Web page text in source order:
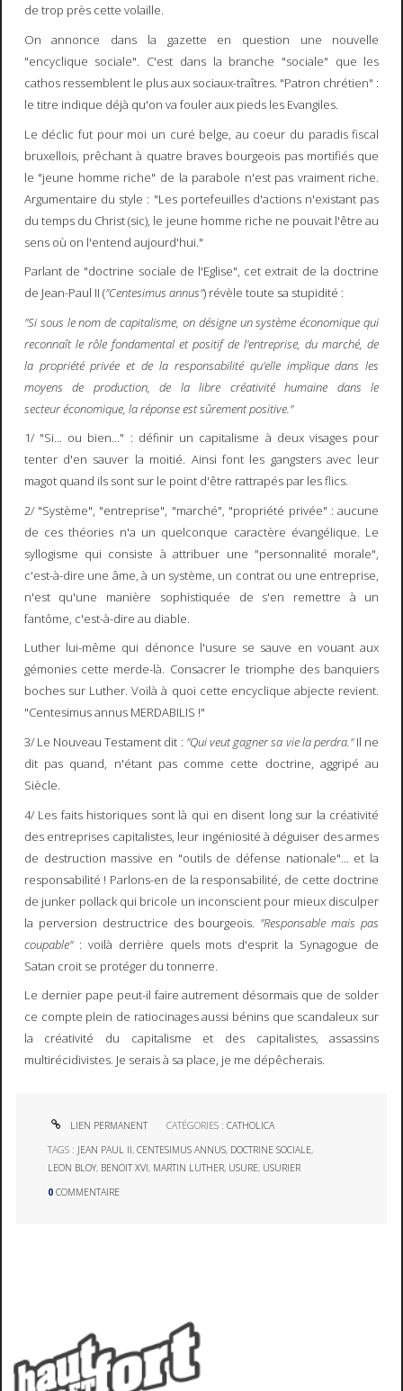
de trop près cette volaille.
On annonce dans la gazette en question une nouvelle
"encyclique sociale". C'est dans la branche "sociale" que les
cathos ressemblent le plus aux sociaux-traîtres. "Patron chrétien" :
le titre indique déjà qu'on va fouler aux pieds les Evangiles.
Le déclic fut pour moi un curé belge, au coeur du paradis fiscal
bruxellois, prêchant à quatre braves bourgeois pas mortifiés que
le "jeune homme riche" de la parabole n'est pas vraiment riche.
Argumentaire du style : "Les portefeuilles d'actions n'existant pas
du temps du Christ (sic), le jeune homme riche ne pouvait l'être au
sens où on l'entend aujourd'hui."
Parlant de "doctrine sociale de l'Eglise", cet extrait de la doctrine
de Jean-Paul II ("Centesimus annus") révèle toute sa stupidité :
"Si sous le nom de capitalisme, on désigne un système économique qui
reconnaît le rôle fondamental et positif de l'entreprise, du marché, de
la propriété privée et de la responsabilité qu'elle implique dans les
moyens de production, de la libre créativité humaine dans le
secteur économique, la réponse est sûrement positive."
1/ "Si... ou bien..." : définir un capitalisme à deux visages pour
tenter d'en sauver la moitié. Ainsi font les gangsters avec leur
magot quand ils sont sur le point d'être rattrapés par les flics.
2/ "Système", "entreprise", "marché", "propriété privée" : aucune
de ces théories n'a un quelconque caractère évangélique. Le
syllogisme qui consiste à attribuer une "personnalité morale",
c'est-à-dire une âme, à un système, un contrat ou une entreprise,
n'est qu'une manière sophistiquée de s'en remettre à un
fantôme, c'est-à-dire au diable.
Luther lui-même qui dénonce l'usure se sauve en vouant aux
gémonies cette merde-là. Consacrer le triomphe des banquiers
boches sur Luther. Voilà à quoi cette encyclique abjecte revient.
"Centesimus annus MERDABILIS !"
3/ Le Nouveau Testament dit : "Qui veut gagner sa vie la perdra."Il ne
dit pas quand, n'étant pas comme cette doctrine, aggripé au
Siècle.
4/ Les faits historiques sont là qui en disent long sur la créativité
des entreprises capitalistes, leur ingéniosité à déguiser des armes
de destruction massive en "outils de défense nationale"... et la
responsabilité ! Parlons-en de la responsabilité, de cette doctrine
de junker pollack qui bricole un inconscient pour mieux disculper
la perversion destructrice des bourgeois. "Responsable mais pas
coupable": voilà derrière quels mots d'esprit la Synagogue de
Satan croit se protéger du tonnerre.
Le dernier pape peut-il faire autrement désormais que de solder
ce compte plein de ratiocinages aussi bénins que scandaleux sur
la créativité du capitalisme et des capitalistes, assassins
multirécidivistes. Je serais à sa place, je me dépêcherais.
LIEN PERMANENT CATÉGORIES :CATHOLICA
TAGS : JEAN PAUL II,CENTESIMUS ANNUS, DOCTRINE SOCIALE,
LEON BLOY, BENOIT XVI, MARTIN LUTHER, USURE, USURIER
0 COMMENTAIRE